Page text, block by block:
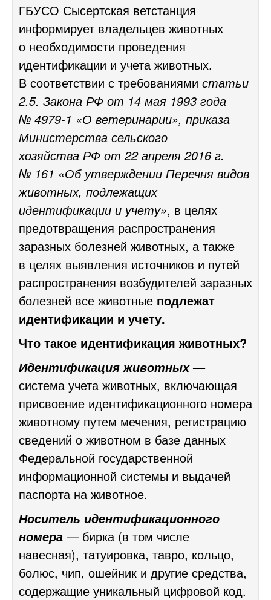
ГБУСО Сысертская ветстанция
информирует владельцев животных
о необходимости проведения
идентификации и учета животных.
В соответствии с требованиями статьи
2.5. Закона РФ от 14 мая 1993 года
№ 4979-1 «О ветеринарии», приказа
Министерства сельского
хозяйства РФ от 22 апреля 2016 г.
№ 161 «Об утверждении Перечня видов
животных, подлежащих
идентификации и учету», в целях
предотвращения распространения
заразных болезней животных, а также
в целях выявления источников и путей
распространения возбудителей заразных
болезней все животные подлежат
идентификации и учету.
Что такое идентификация животных?
Идентификация животных—
система учета животных, включающая
присвоение идентификационного номера
животному путем мечения, регистрацию
сведений о животном в базе данных
Федеральной государственной
информационной системы и выдачей
паспорта на животное.
Носитель идентификационного
номера — бирка (в том числе
навесная), татуировка, тавро, кольцо,
болюс, чип, ошейник и другие средства,
содержащие уникальный цифровой код.